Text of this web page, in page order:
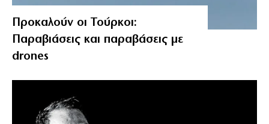
Προκαλούν οι Τούρκοι:
Παραβιάσεις και παραβάσεις με
drones